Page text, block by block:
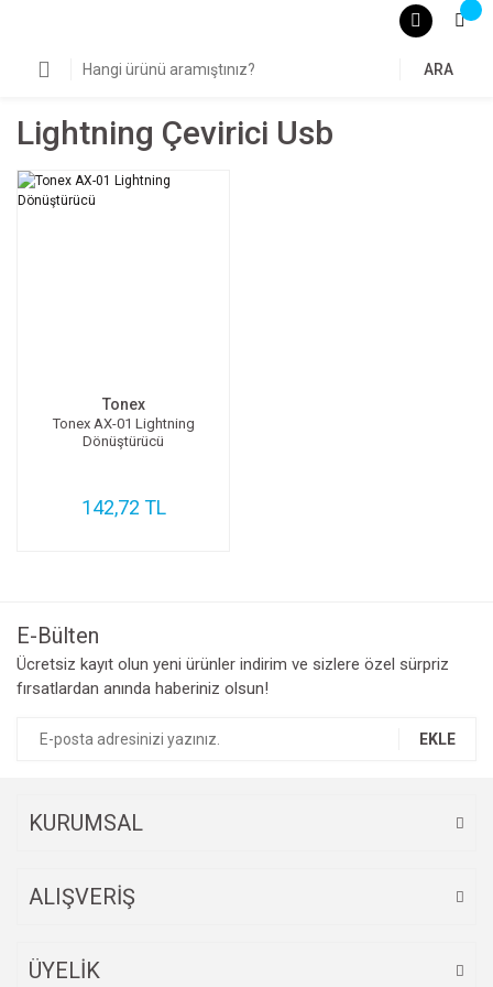
ARA
Lightning Çevirici Usb
Tonex
Tonex AX-01 Lightning
Dönüştürücü
142,72 TL
E-Bülten
Ücretsiz kayıt olun yeni ürünler indirim ve sizlere özel sürpriz
fırsatlardan anında haberiniz olsun!
EKLE
KURUMSAL
ALIŞVERİŞ
ÜYELİK